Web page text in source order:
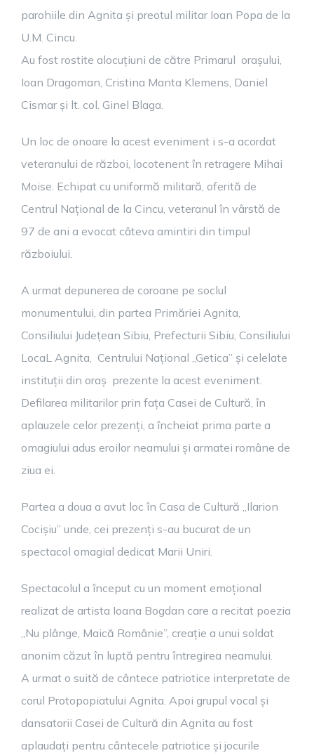
parohiile din Agnita și preotul militar Ioan Popa de la
U.M. Cincu.
Au fost rostite alocuțiuni de către Primarul orașului,
Ioan Dragoman, Cristina Manta Klemens, Daniel
Cismar și lt. col. Ginel Blaga.
Un loc de onoare la acest eveniment i s-a acordat
veteranului de război, locotenent în retragere Mihai
Moise. Echipat cu uniformă militară, oferită de
Centrul Național de la Cincu, veteranul în vârstă de
97 de ani a evocat câteva amintiri din timpul
războiului.
A urmat depunerea de coroane pe soclul
monumentului, din partea Primăriei Agnita,
Consiliului Județean Sibiu, Prefecturii Sibiu, Consiliului
LocaL Agnita, Centrului Național „Getica” și celelate
instituții din oraș prezente la acest eveniment.
Defilarea militarilor prin fața Casei de Cultură, în
aplauzele celor prezenți, a încheiat prima parte a
omagiului adus eroilor neamului și armatei române de
ziua ei.
Partea a doua a avut loc în Casa de Cultură „Ilarion
Cocișiu” unde, cei prezenți s-au bucurat de un
spectacol omagial dedicat Marii Uniri.
Spectacolul a început cu un moment emoțional
realizat de artista Ioana Bogdan care a recitat poezia
„Nu plânge, Maică Românie”, creație a unui soldat
anonim căzut în luptă pentru întregirea neamului.
A urmat o suită de cântece patriotice interpretate de
corul Protopopiatului Agnita. Apoi grupul vocal și
dansatorii Casei de Cultură din Agnita au fost
aplaudați pentru cântecele patriotice și jocurile